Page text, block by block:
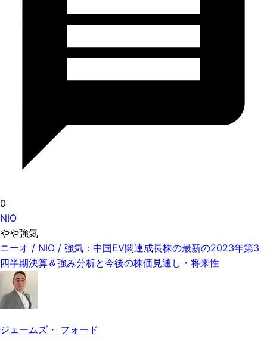
0
NIO
やや強気
ニーオ / NIO / 強気：中国EV関連成長株の最新の2023年第3
四半期決算＆強み分析と今後の株価見通し・将来性
ジェームズ・ フォード